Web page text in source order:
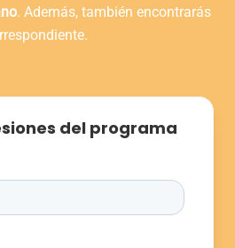
. Además, también encontrarás
del programa